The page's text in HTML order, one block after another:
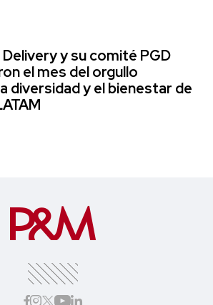
y su comité PGD
el mes del orgullo
diversidad y el bienestar de